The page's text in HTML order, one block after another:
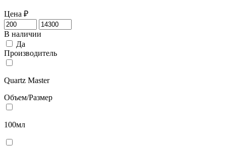
Цена ₽
В наличии
Да
Производитель
Quartz Master
Объем/Размер
100мл